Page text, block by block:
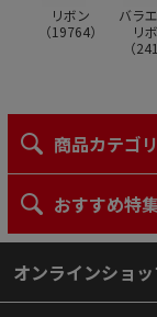
リボン
（19764）
バラ
リ
（
商品カテゴ
おすすめ特
オンラインショ